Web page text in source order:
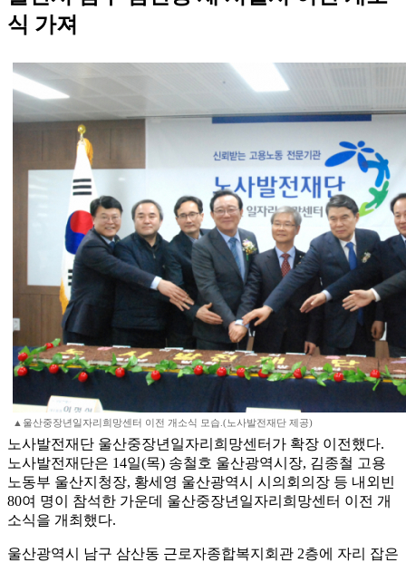
식 가져
▲울산중장년일자리희망센터 이전 개소식 모습.(노사발전재단 제공)
노사발전재단 울산중장년일자리희망센터가 확장 이전했다.
노사발전재단은 14일(목) 송철호 울산광역시장, 김종철 고용
노동부 울산지청장, 황세영 울산광역시 시의회의장 등 내외빈
80여 명이 참석한 가운데 울산중장년일자리희망센터 이전 개
소식을 개최했다.
울산광역시 남구 삼산동 근로자종합복지회관 2층에 자리 잡은